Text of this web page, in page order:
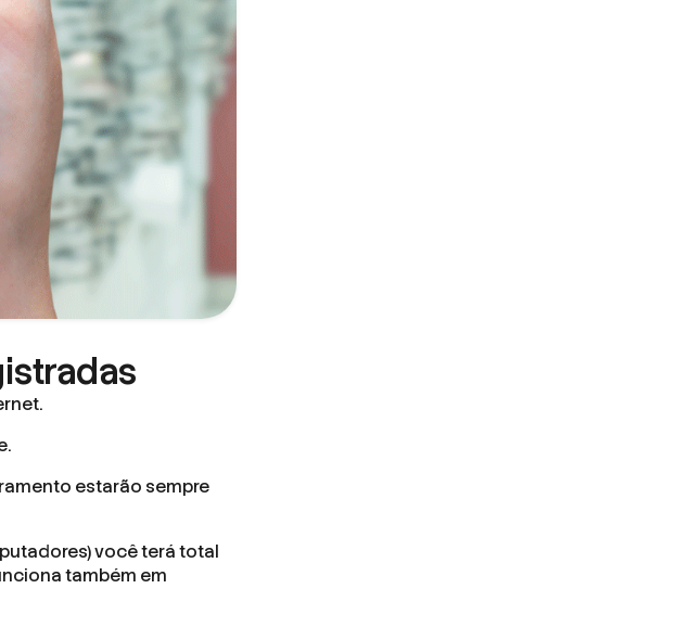
estarão sempre
você terá total
também em